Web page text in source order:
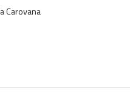
Carovana